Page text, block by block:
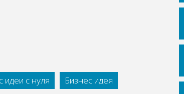
идеи с нуля
Бизнес идея